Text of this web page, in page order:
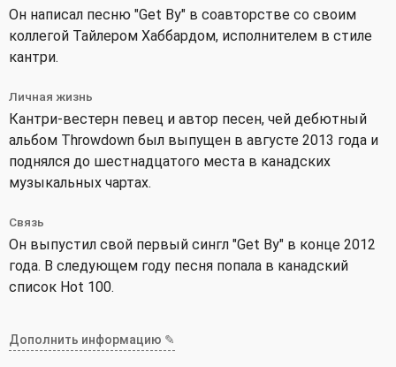
Он написал песню "Get By" в соавторстве со своим
коллегой Тайлером Хаббардом, исполнителем в стиле
кантри.
Личная жизнь
Кантри-вестерн певец и автор песен, чей дебютный
альбом Throwdown был выпущен в августе 2013 года и
поднялся до шестнадцатого места в канадских
музыкальных чартах.
Связь
Он выпустил свой первый сингл "Get By" в конце 2012
года. В следующем году песня попала в канадский
список Hot 100.
Дополнить информацию ✎